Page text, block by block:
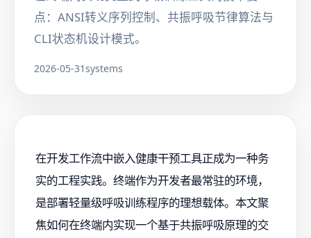
点：ANSI转义序列控制、共振呼吸节律算法与
CLI状态机设计模式。
2026-05-31systems
在开发工作流中嵌入健康干预工具正成为一种务
实的工程实践。终端作为开发者最常驻的环境，
是部署轻量级呼吸训练程序的理想载体。本文聚
焦如何在终端内实现一个基于共振呼吸原理的交